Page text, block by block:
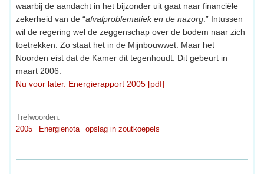
waarbij de aandacht in het bijzonder uit gaat naar financiële
zekerheid van de “afvalproblematiek en de nazorg .” Intussen
wil de regering wel de zeggenschap over de bodem naar zich
toetrekken. Zo staat het in de Mijnbouwwet. Maar het
Noorden eist dat de Kamer dit tegenhoudt. Dit gebeurt in
maart 2006.
Nu voor later. Energierapport 2005 [pdf]
Trefwoorden:
2005
Energienota opslag in zoutkoepels